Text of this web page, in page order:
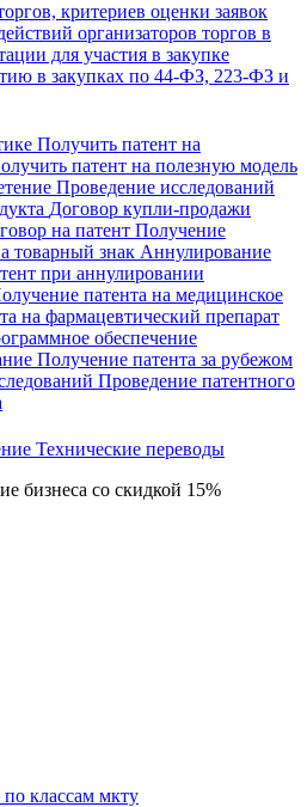
критериев оценки заявок
организаторов торгов в
для участия в закупке
в закупках по 44-ФЗ, 223-ФЗ и
Получить патент на
патент на полезную модель
Проведение исследований
Договор купли-продажи
на патент Получение
товарный знак Аннулирование
при аннулировании
патента на медицинское
на фармацевтический препарат
обеспечение
Получение патента за рубежом
Проведение патентного
Технические переводы
бизнеса со скидкой 15%
классам мкту